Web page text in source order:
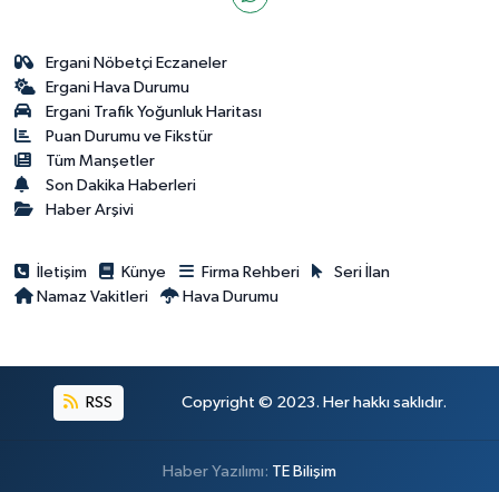
Ergani Nöbetçi Eczaneler
Ergani Hava Durumu
Ergani Trafik Yoğunluk Haritası
Puan Durumu ve Fikstür
Tüm Manşetler
Son Dakika Haberleri
Haber Arşivi
İletişim Künye Firma Rehberi
Seri İlan
Namaz Vakitleri
Hava Durumu
RSS Copyright © 2023. Her hakkı saklıdır.
Haber Yazılımı: TE Bilişim